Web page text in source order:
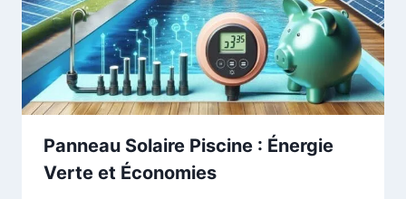
Panneau Solaire Piscine : Énergie
Verte et Économies